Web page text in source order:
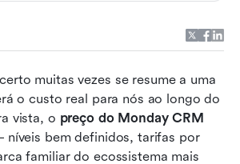
muitas vezes se resume a uma
o custo real para nós ao longo do
vista, o preço do Monday CRM
níveis bem definidos, tarifas por
familiar do ecossistema mais
começam a explorar
Experimente o Lark para
desde o planejamento até a